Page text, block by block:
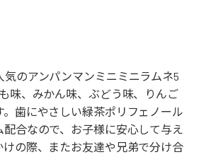
気のアンパンマンミニミニラムネ5
味、みかん味、ぶどう味、りんご
。歯にやさしい緑茶ポリフェノール
配合なので、お子様に安心して与え
けの際、またお友達や兄弟で分け合